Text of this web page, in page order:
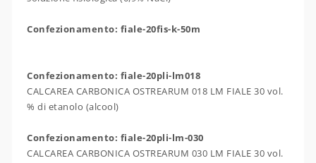
Confezionamento: fiale-20fis-k-50m
Confezionamento: fiale-20pli-lm018
CALCAREA CARBONICA OSTREARUM 018 LM FIALE 30 vol.
% di etanolo (alcool)
Confezionamento: fiale-20pli-lm-030
CALCAREA CARBONICA OSTREARUM 030 LM FIALE 30 vol.